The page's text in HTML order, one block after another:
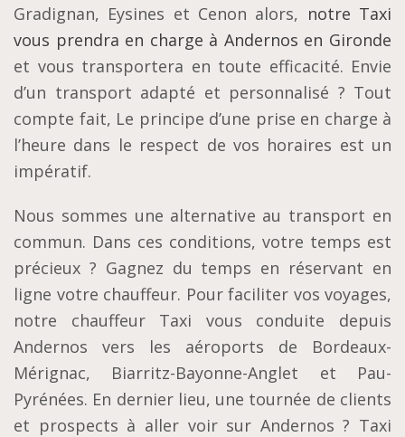
Gradignan, Eysines et Cenon alors, notre Taxi
vous prendra en charge à Andernos en Gironde
et vous transportera en toute efficacité. Envie
d’un transport adapté et personnalisé ? Tout
compte fait, Le principe d’une prise en charge à
l’heure dans le respect de vos horaires est un
impératif.
Nous sommes une alternative au transport en
commun. Dans ces conditions, votre temps est
précieux ? Gagnez du temps en réservant en
ligne votre chauffeur. Pour faciliter vos voyages,
notre chauffeur Taxi vous conduite depuis
Andernos vers les aéroports de Bordeaux-
Mérignac, Biarritz-Bayonne-Anglet et Pau-
Pyrénées. En dernier lieu, une tournée de clients
et prospects à aller voir sur Andernos ? Taxi